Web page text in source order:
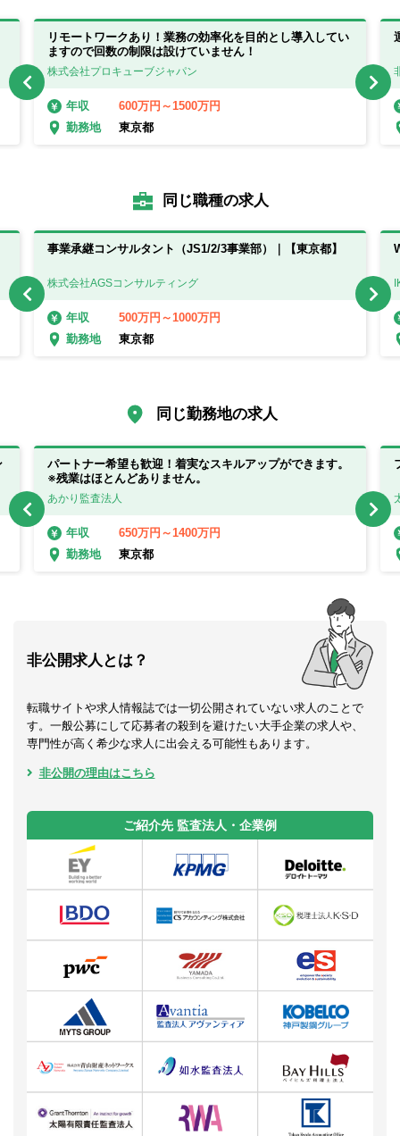
リモートワークあり！業務の効率化を目的とし導入してい
ますので回数の制限は設けていません！
株式会社プロキューブジャパン
年収
600万円～1500万円
勤務地
東京都
同じ職種の求人
事業承継コンサルタント（JS1/2/3事業部）｜【東京都】
株式会社AGSコンサルティング
年収
500万円～1000万円
勤務地
東京都
同じ勤務地の求人
パートナー希望も歓迎！着実なスキルアップができます。
※残業はほとんどありません。
あかり監査法人
年収
650万円～1400万円
勤務地
東京都
非公開求人とは？
転職サイトや求人情報誌では一切公開されていない求人のことで
す。一般公募にして応募者の殺到を避けたい大手企業の求人や、
専門性が高く希少な求人に出会える可能性もあります。
非公開の理由はこちら
ご紹介先 監査法人・企業例